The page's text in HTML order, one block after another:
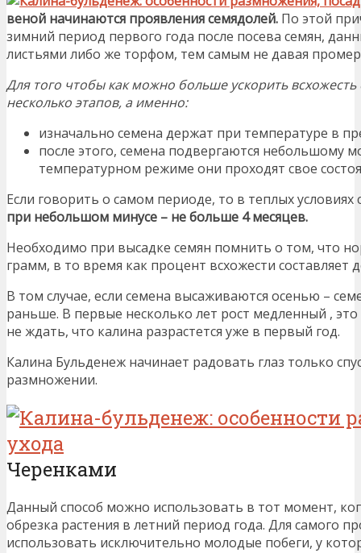
веной начинаются проявления семядолей. По этой
зимний период первого года после посева семян,
листьями либо же торфом, тем самым не давая
Для того чтобы как можно больше ускорить
несколько этапов, а именно:
изначально семена держат при температуре в
после этого, семена подвергаются небольшому
температурном режиме они проходят свое
Если говорить о самом периоде, то в теплых
при небольшом минусе – не больше 4 месяцев.
Необходимо при высадке семян помнить о том, что
грамм, в то время как процент всхожести составляет
В том случае, если семена высаживаются осенью –
раньше. В первые несколько лет рост медленный ,
не ждать, что калина разрастется уже в первый год.
Калина Бульденеж начинает радовать глаз только
размножении.
Черенками
Данный способ можно использовать в тот момент,
обрезка растения в летний период года. Для самого
использовать исключительно молодые побеги, у